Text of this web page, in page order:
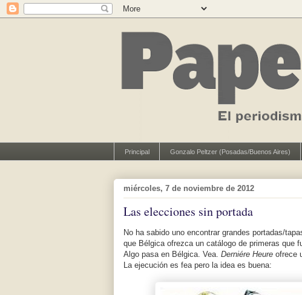
Principal Gonzalo Peltzer (Posadas/Buenos Aires)
miércoles, 7 de noviembre de 2012
Las elecciones sin portada
No ha sabido uno encontrar grandes portadas/
que Bélgica ofrezca un catálogo de primeras que
Algo pasa en Bélgica. Vea. Derniére Heure ofrece
La ejecución es fea pero la idea es buena: